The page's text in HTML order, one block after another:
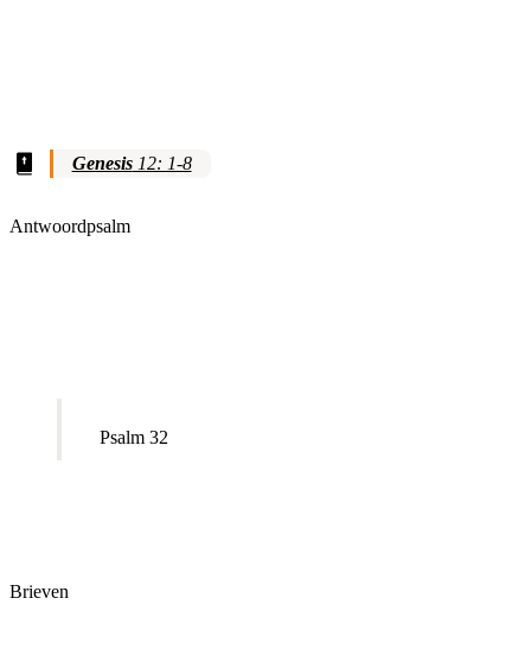
Genesis12: 1-8
Antwoordpsalm
Psalm 32
Brieven